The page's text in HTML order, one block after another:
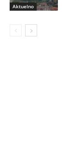
Aktuelno